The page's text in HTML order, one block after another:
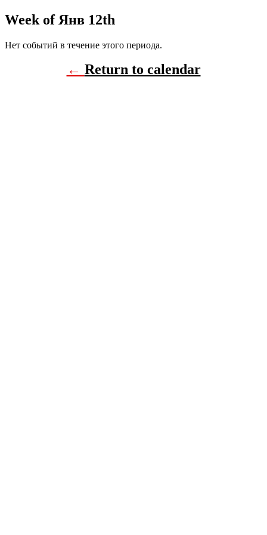
Week of Янв 12th
Нет событий в течение этого периода.
← Return to calendar